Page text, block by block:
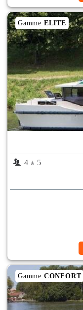
Gamme ELITE
4 à 5
Gamme CONFORT